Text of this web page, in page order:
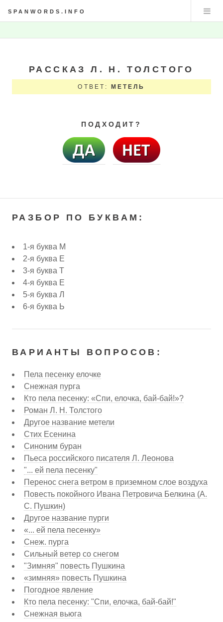
SPANWORDS.INFO
РАССКАЗ Л. Н. ТОЛСТОГО
ОТВЕТ: МЕТЕЛЬ
ПОДХОДИТ?
РАЗБОР ПО БУКВАМ:
1-я буква М
2-я буква Е
3-я буква Т
4-я буква Е
5-я буква Л
6-я буква Ь
ВАРИАНТЫ ВОПРОСОВ:
Пела песенку елочке
Снежная пурга
Кто пела песенку: «Спи, елочка, бай-бай!»?
Роман Л. Н. Толстого
Другое название метели
Стих Есенина
Синоним буран
Пьеса российского писателя Л. Леонова
"... ей пела песенку"
Перенос снега ветром в приземном слое воздуха
Повесть покойного Ивана Петровича Белкина (А.
С. Пушкин)
Другое название пурги
«... ей пела песенку»
Снеж. пурга
Сильный ветер со снегом
"Зимняя" повесть Пушкина
«зимняя» повесть Пушкина
Погодное явление
Кто пела песенку: "Спи, елочка, бай-бай!"
Снежная вьюга